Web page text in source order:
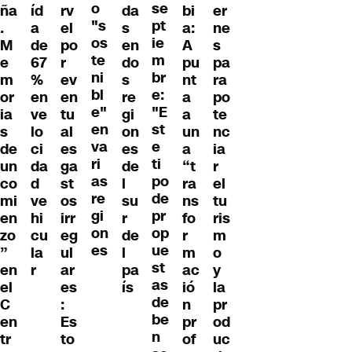
ña
.
M
e
m
or
ia
s
de
un
co
mi
en
zo
”
en
el
C
en
tr
íd
a
de
67
%
en
ve
lo
ci
da
d
ve
hi
cu
la
r
rv
el
po
r
ev
en
tu
al
es
ga
st
os
irr
eg
ul
ar
es
:
Es
to
o
"s
os
te
ni
bl
e"
en
va
ri
as
re
gi
on
es
da
s
en
do
s
re
gi
on
es
de
l
su
r
de
l
pa
ís
se
pt
ie
m
br
e:
"E
st
e
ti
po
de
pr
op
ue
st
as
de
be
n
bi
a:
A
pu
nt
a
a
un
a
“t
ra
ns
fo
r
m
ac
ió
n
pr
of
er
ne
s
pa
ra
po
te
nc
ia
r
el
tu
ris
m
o
y
la
pr
od
uc